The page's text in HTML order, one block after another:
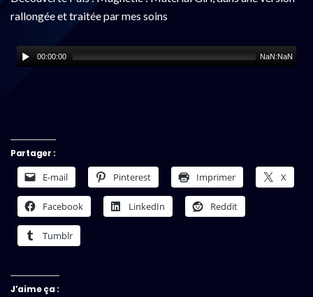
rallongée et traitée par mes soins
00:00:00 NaN:NaN
Partager :
E-mail Pinterest Imprimer X
Facebook LinkedIn Reddit
Tumblr
J’aime ça :